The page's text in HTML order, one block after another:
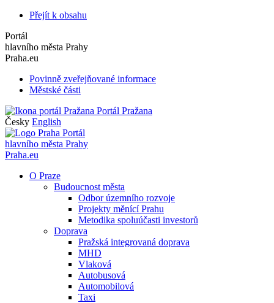
Přejít k obsahu
Portál
hlavního města Prahy
Praha.eu
Povinně zveřejňované informace
Městské části
Portál Pražana
Česky English
Portál
hlavního města Prahy
Praha.eu
O Praze
Budoucnost města
Odbor územního rozvoje
Projekty měnící Prahu
Metodika spoluúčasti investorů
Doprava
Pražská integrovaná doprava
MHD
Vlaková
Autobusová
Automobilová
Taxi